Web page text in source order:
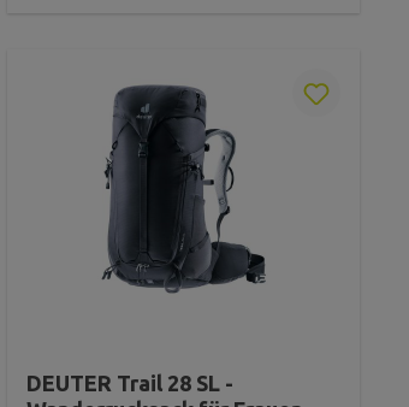
DEUTER Trail 28 SL -